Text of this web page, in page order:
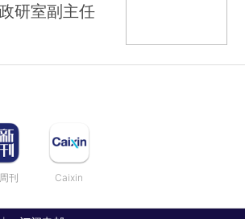
研室副主任
刊 Caixin